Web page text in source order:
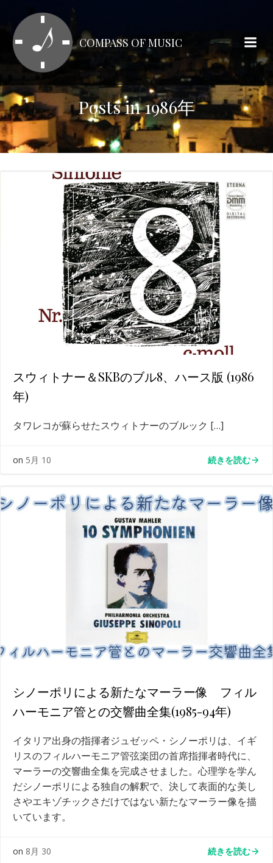
テ
ン
ツ
ス
キ
ッ
プ
COMPASS OF MUSIC
Posts in 1986年
スウィトナー＆SKBのブル8、ハース版 (1986
年)
タワレコが蘇らせたスウィトナーのブルック […]
on 5月 10 続きを読む
シノーポリによる新たなマーラー像 フィル
ハーモニア管との交響曲全集(1985-94年)
イタリア出身の指揮者ジュゼッペ・シノーポリは、イギ
リスのフィルハーモニア管弦楽団の首席指揮者時代に、
マーラーの交響曲全集を完成させました。心理学を学ん
だシノーポリによる独自の解釈で、決して表面的な美し
さやエキゾチックさだけではない新たなマーラー像を描
いています。
on 8月 30 続きを読む